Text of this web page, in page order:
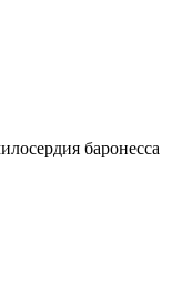
баронесса